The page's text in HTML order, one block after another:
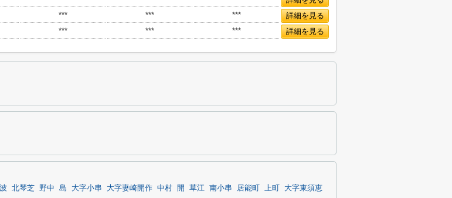
*** *** ***
詳細を見る
*** *** *** 詳細を見る
北琴芝 野中 島 大字小串 大字妻崎開作 中村 開 草江 南小串 居能町 上町
大字東須恵